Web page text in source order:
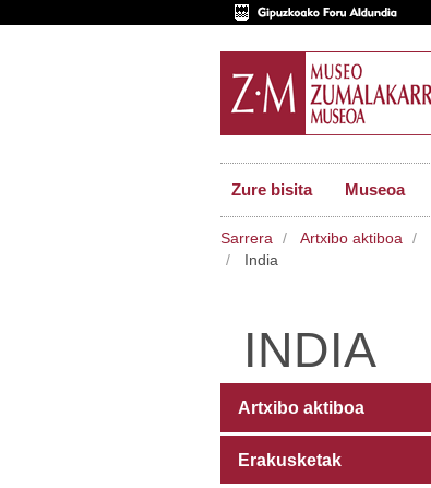
Zure bisita Museoa
Sarrera Artxibo aktiboa
India
INDIA
Artxibo aktiboa
Erakusketak